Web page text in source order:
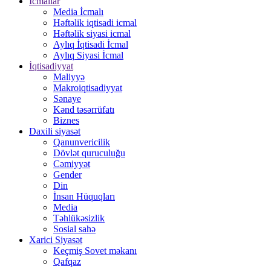
Media İcmalı
Həftəlik iqtisadi icmal
Həftəlik siyasi icmal
Aylıq İqtisadi İcmal
Aylıq Siyasi İcmal
İqtisadiyyat
Maliyyə
Makroiqtisadiyyat
Sənaye
Kənd təsərrüfatı
Biznes
Daxili siyasət
Qanunvericilik
Dövlət quruculuğu
Cəmiyyət
Gender
Din
İnsan Hüquqları
Media
Təhlükəsizlik
Sosial sahə
Xarici Siyasət
Keçmiş Sovet məkanı
Qafqaz